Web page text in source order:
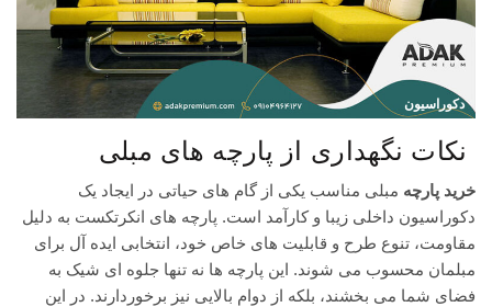
دکوراسیون
نکات نگهداری از پارچه های مبلی
خرید پارچه مبلی مناسب یکی از گام های حیاتی در ایجاد یک
دکوراسیون داخلی زیبا و کارآمد است. پارچه های انکرتکست به دلیل
مقاومت، تنوع طرح و قابلیت های خاص خود، انتخابی ایده آل برای
مبلمان محسوب می شوند. این پارچه ها نه تنها جلوه ای شیک به
فضای شما می بخشند، بلکه از دوام بالایی نیز برخوردارند. در این